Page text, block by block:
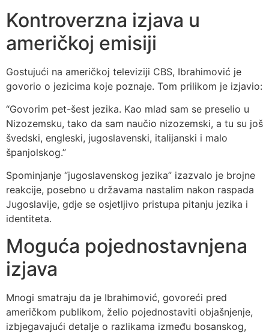
Kontroverzna izjava u
američkoj emisiji
Gostujući na američkoj televiziji CBS, Ibrahimović je
govorio o jezicima koje poznaje. Tom prilikom je izjavio:
“Govorim pet-šest jezika. Kao mlad sam se preselio u
Nizozemsku, tako da sam naučio nizozemski, a tu su još
švedski, engleski, jugoslavenski, italijanski i malo
španjolskog.”
Spominjanje “jugoslavenskog jezika” izazvalo je brojne
reakcije, posebno u državama nastalim nakon raspada
Jugoslavije, gdje se osjetljivo pristupa pitanju jezika i
identiteta.
Moguća pojednostavnjena
izjava
Mnogi smatraju da je Ibrahimović, govoreći pred
američkom publikom, želio pojednostaviti objašnjenje,
izbjegavajući detalje o razlikama između bosanskog,